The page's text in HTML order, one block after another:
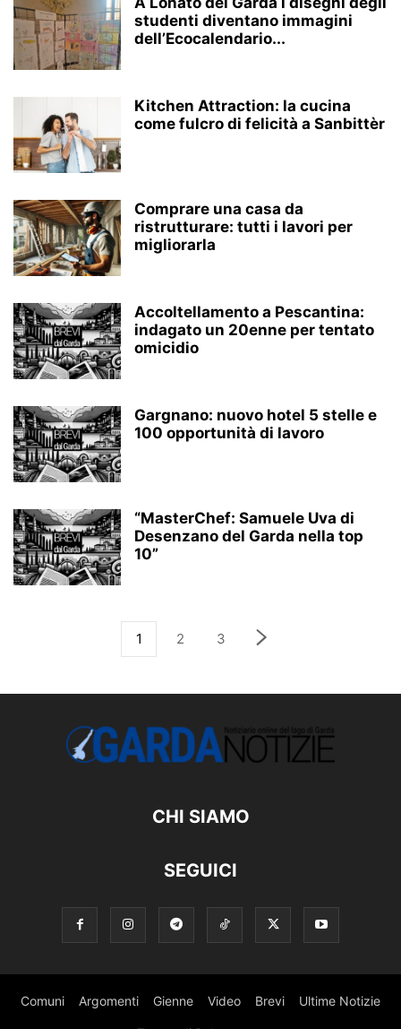
studenti diventano immagini
dell’Ecocalendario...
Kitchen Attraction: la cucina
come fulcro di felicità a Sanbittèr
Comprare una casa da
ristrutturare: tutti i lavori per
migliorarla
Accoltellamento a Pescantina:
indagato un 20enne per tentato
omicidio
Gargnano: nuovo hotel 5 stelle e
100 opportunità di lavoro
“MasterChef: Samuele Uva di
Desenzano del Garda nella top
10”
1 2 3
CHI SIAMO
SEGUICI
Comuni Argomenti Gienne Video Brevi Ultime Notizie